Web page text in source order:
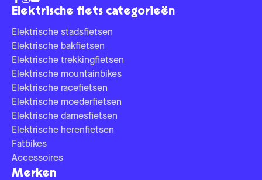
Elektrische fiets categorieën
Elektrische stadsfietsen
Elektrische bakfietsen
Elektrische trekkingfietsen
Elektrische mountainbikes
Elektrische racefietsen
Elektrische moederfietsen
Elektrische damesfietsen
Elektrische herenfietsen
Fatbikes
Accessoires
Merken